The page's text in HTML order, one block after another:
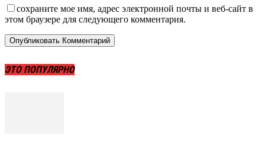
сохраните мое имя, адрес электронной почты и веб-сайт в
этом браузере для следующего комментария.
ЭТО ПОПУЛЯРНО